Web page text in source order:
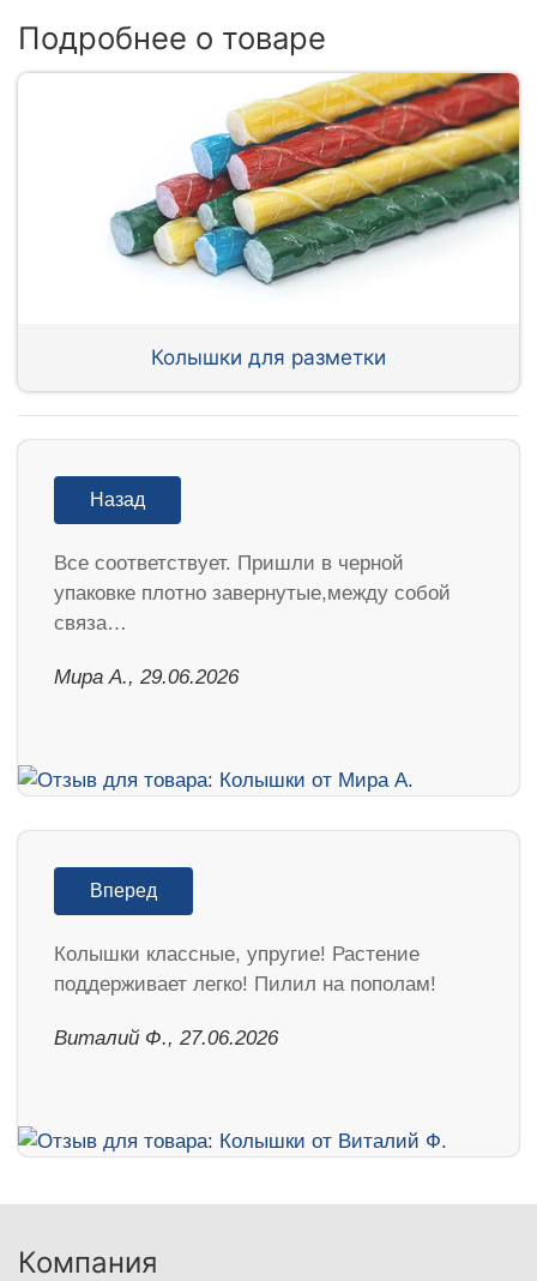
Подробнее о товаре
Колышки для разметки
Назад
Все соответствует. Пришли в черной
упаковке плотно завернутые,между собой
связа…
Мира А., 29.06.2026
Вперед
Колышки классные, упругие! Растение
поддерживает легко! Пилил на пополам!
Виталий Ф., 27.06.2026
Компания